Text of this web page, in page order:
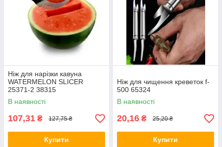
Ніж для нарізки кавуна
WATERMELON SLICER
25371-2 38315
В наявності
107,31 ₴ 127,75 ₴
Купити
Ніж для чищення креветок f-
500 65324
В наявності
20,16 ₴ 25,20 ₴
Купити